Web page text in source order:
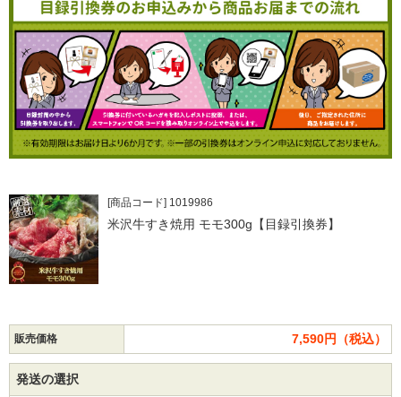
[商品コード] 1019986
米沢牛すき焼用 モモ300g【目録引換券】
販売価格 7,590円（税込）
発送の選択